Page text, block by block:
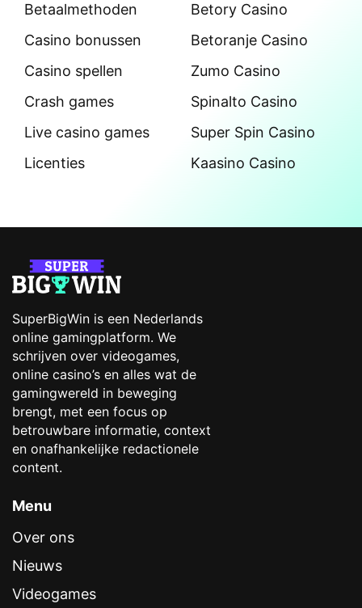
Betaalmethoden
Casino bonussen
Casino spellen
Crash games
Live casino games
Licenties
Betory Casino
Betoranje Casino
Zumo Casino
Spinalto Casino
Super Spin Casino
Kaasino Casino
SuperBigWin is een Nederlands
online gamingplatform. We
schrijven over videogames,
online casino’s en alles wat de
gamingwereld in beweging
brengt, met een focus op
betrouwbare informatie, context
en onafhankelijke redactionele
content.
Menu
Over ons
Nieuws
Videogames